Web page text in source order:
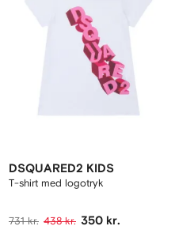
DSQUARED2 KIDS
T-shirt med logotryk
731 kr. 438 kr. 350 kr.